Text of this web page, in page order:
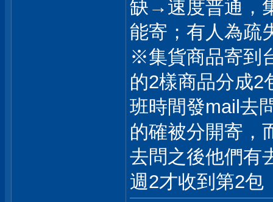
缺→速度普通，
能寄；有人為疏
※集貨商品寄到
的2樣商品分成2
班時間發mail去
的確被分開寄，
去問之後他們有
週2才收到第2包